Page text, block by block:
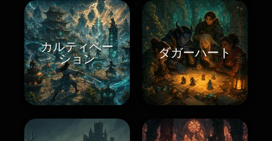
カルティベー
ション
ダガーハート